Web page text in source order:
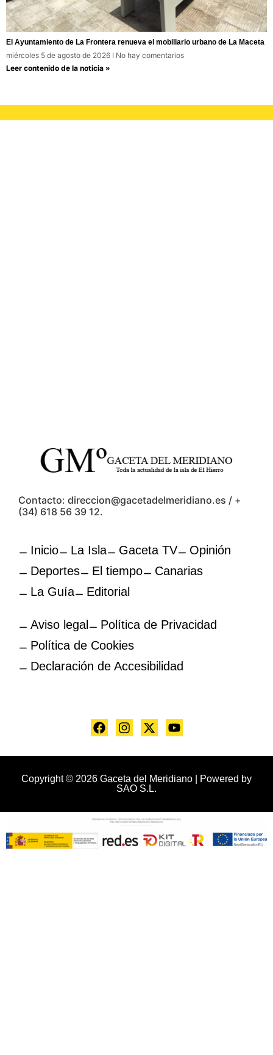
El Ayuntamiento de La Frontera renueva el mobiliario urbano de La Maceta
miércoles 5 de agosto de 2026
No hay comentarios
Leer contenido de la noticia »
Contacto: direccion@gacetadelmeridiano.es / +
(34) 618 56 39 12.
Inicio La Isla Gaceta TV
Opinión
Deportes
El tiempo
Canarias
La Guía
Editorial
Aviso legal
Política de Privacidad
Política de Cookies
Declaración de Accesibilidad
Copyright © 2026 Gaceta del Meridiano | Powered by
SAO S.L.